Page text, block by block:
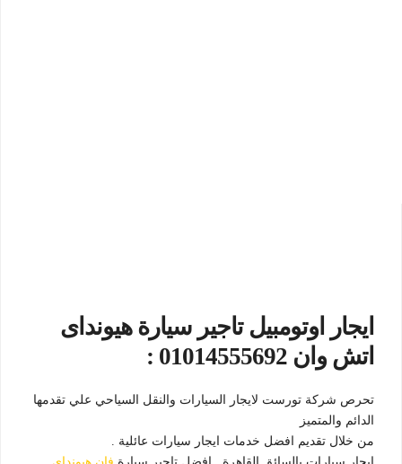
ايجار اوتومبيل تاجير سيارة هيونداى
اتش وان 01014555692 :
تحرص شركة تورست لايجار السيارات والنقل السياحي علي تقدمها
الدائم والمتميز
من خلال تقديم افضل خدمات ايجار سيارات عائلية .